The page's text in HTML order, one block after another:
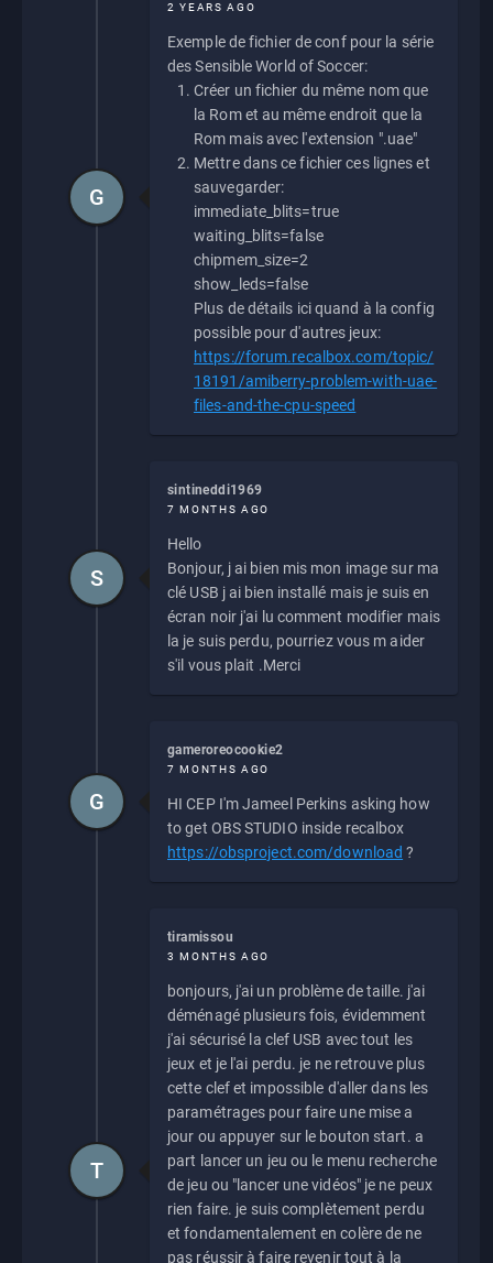
2 YEARS AGO
Exemple de fichier de conf pour la série
des Sensible World of Soccer:
Créer un fichier du même nom que
la Rom et au même endroit que la
Rom mais avec l'extension ".uae"
Mettre dans ce fichier ces lignes et
sauvegarder:
immediate_blits=true
waiting_blits=false
chipmem_size=2
show_leds=false
Plus de détails ici quand à la config
possible pour d'autres jeux:
https://forum.recalbox.com/topic/
18191/amiberry-problem-with-uae-
files-and-the-cpu-speed
G
sintineddi1969
7 MONTHS AGO
Hello
Bonjour, j ai bien mis mon image sur ma
clé USB j ai bien installé mais je suis en
écran noir j'ai lu comment modifier mais
la je suis perdu, pourriez vous m aider
s'il vous plait .Merci
S
gameroreocookie2
7 MONTHS AGO
HI CEP I'm Jameel Perkins asking how
to get OBS STUDIO inside recalbox
https://obsproject.com/download ?
G
tiramissou
3 MONTHS AGO
bonjours, j'ai un problème de taille. j'ai
déménagé plusieurs fois, évidemment
j'ai sécurisé la clef USB avec tout les
jeux et je l'ai perdu. je ne retrouve plus
cette clef et impossible d'aller dans les
paramétrages pour faire une mise a
jour ou appuyer sur le bouton start. a
part lancer un jeu ou le menu recherche
de jeu ou "lancer une vidéos" je ne peux
rien faire. je suis complètement perdu
et fondamentalement en colère de ne
pas réussir à faire revenir tout à la
T